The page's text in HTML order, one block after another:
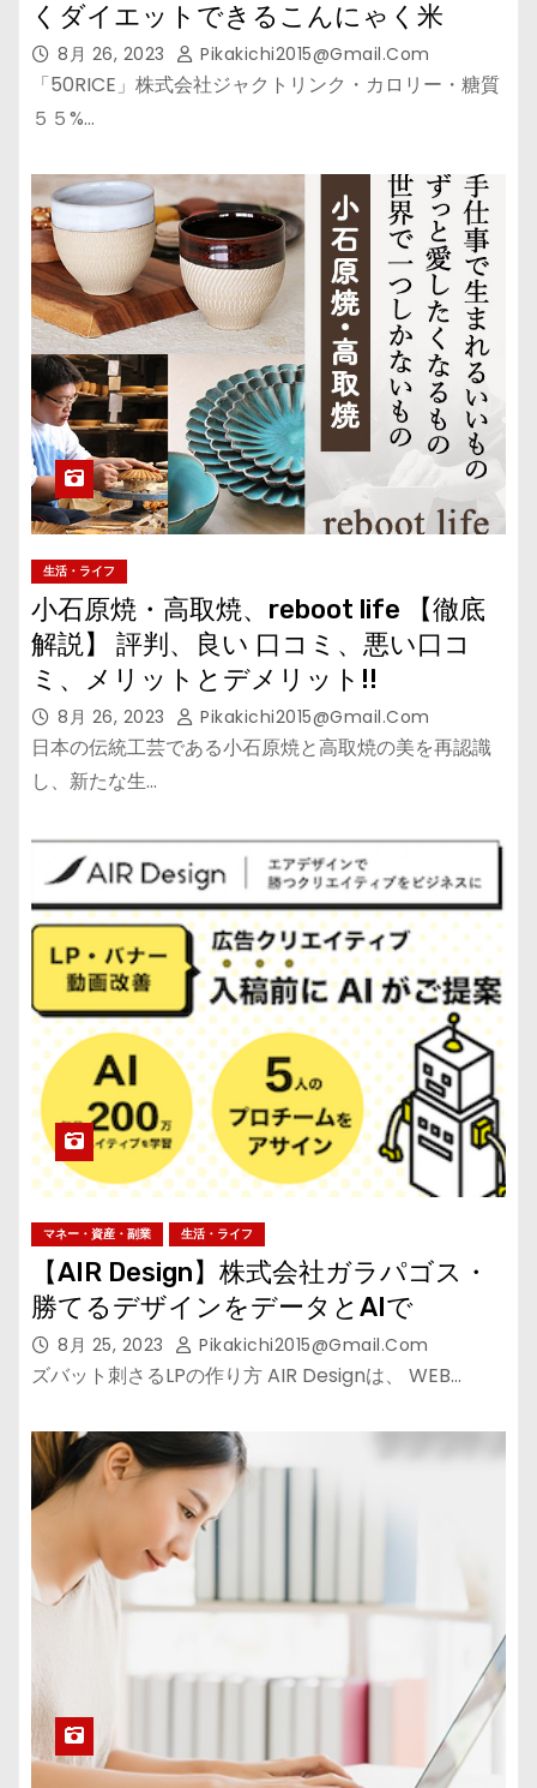
くダイエットできるこんにゃく米
8月 26, 2023 Pikakichi2015@gmail.com
「50RICE」株式会社ジャクトリンク・カロリー・糖質
５５%…
生活・ライフ
小石原焼・高取焼、reboot life 【徹底
解説】 評判、良い 口コミ、悪い口コ
ミ、メリットとデメリット!!
8月 26, 2023 Pikakichi2015@gmail.com
日本の伝統工芸である小石原焼と高取焼の美を再認識
し、新たな生…
マネー・資産・副業 生活・ライフ
【AIR Design】株式会社ガラパゴス・
勝てるデザインをデータとAIで
8月 25, 2023 Pikakichi2015@gmail.com
ズバット刺さるLPの作り方 AIR Designは、 WEB…